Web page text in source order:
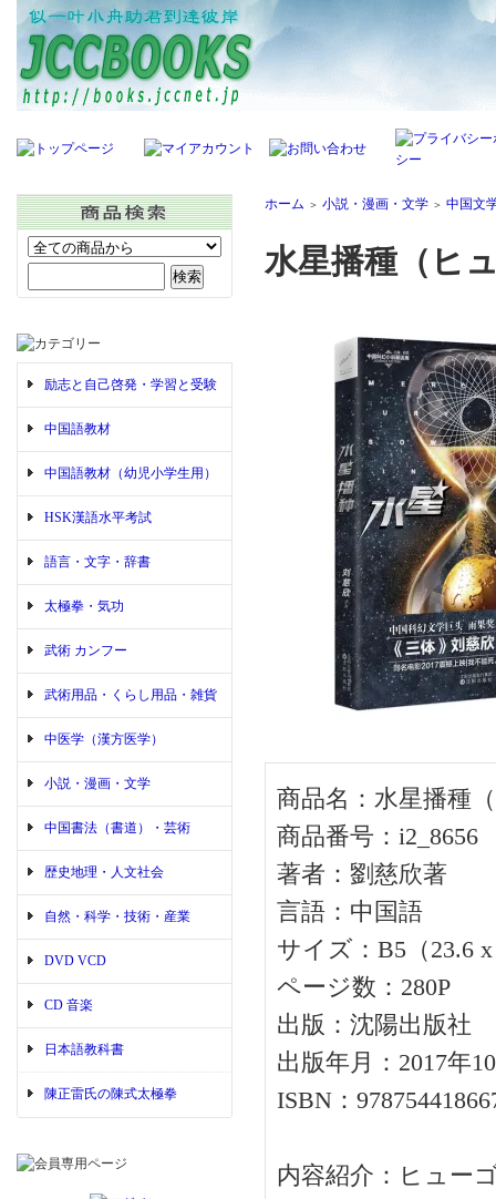
励志と自己啓発・学習と受験
中国語教材
中国語教材（幼児小学生用）
HSK漢語水平考試
語言・文字・辞書
太極拳・気功
武術 カンフー
武術用品・くらし用品・雑貨
中医学（漢方医学）
小説・漫画・文学
中国書法（書道）・芸術
歴史地理・人文社会
自然・科学・技術・産業
DVD VCD
CD 音楽
日本語教科書
陳正雷氏の陳式太極拳
ホーム ＞ 小説・漫画・文学 ＞ 中国文
水星播種（ヒ
商品名：水星播種
商品番号：i2_8656
著者：劉慈欣著
言語：中国語
サイズ：B5（23.6
ページ数：280P
出版：沈陽出版社
出版年月：2017年
ISBN：
内容紹介：ヒュー